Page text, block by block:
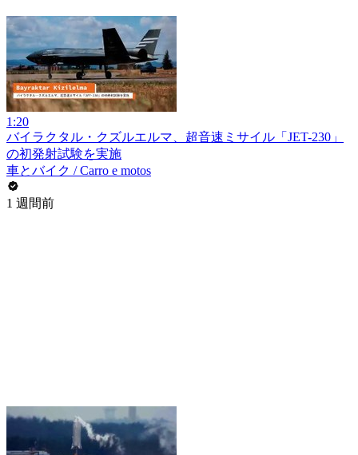
1:20
バイラクタル・クズルエルマ、超音速ミサイル「JET-230」
の初発射試験を実施
車とバイク / Carro e motos
1 週間前